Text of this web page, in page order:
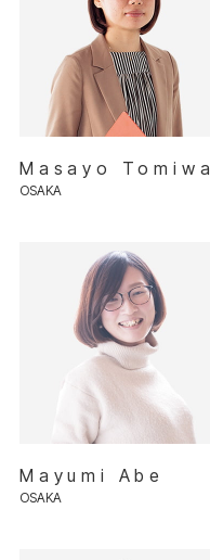
Masayo Tomiwa
OSAKA
Mayumi Abe
OSAKA